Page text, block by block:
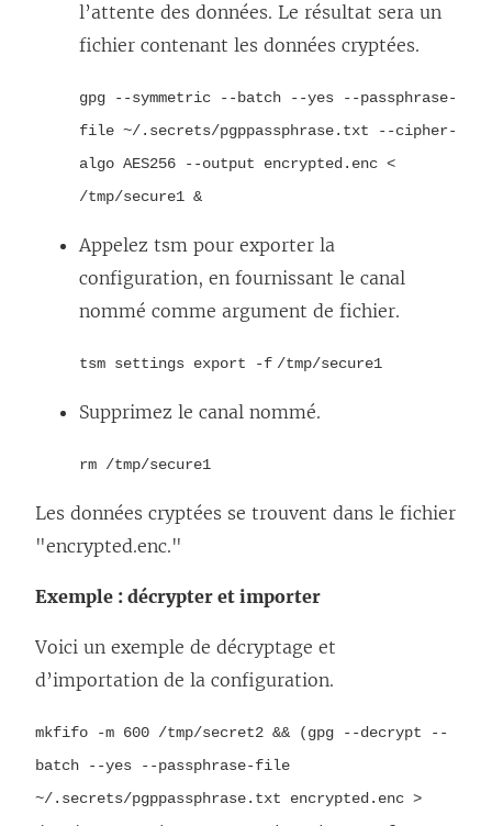
l’attente des données. Le résultat sera un
fichier contenant les données cryptées.
gpg --symmetric --batch --yes --passphrase-
file ~/.secrets/pgppassphrase.txt --cipher-
algo AES256 --output encrypted.enc <
/tmp/secure1 &
Appelez tsm pour exporter la
configuration, en fournissant le canal
nommé comme argument de fichier.
tsm settings export -f /tmp/secure1
Supprimez le canal nommé.
rm /tmp/secure1
Les données cryptées se trouvent dans le fichier
"encrypted.enc."
Exemple : décrypter et importer
Voici un exemple de décryptage et
d’importation de la configuration.
mkfifo -m 600 /tmp/secret2 && (gpg --decrypt --
batch --yes --passphrase-file
~/.secrets/pgppassphrase.txt encrypted.enc >